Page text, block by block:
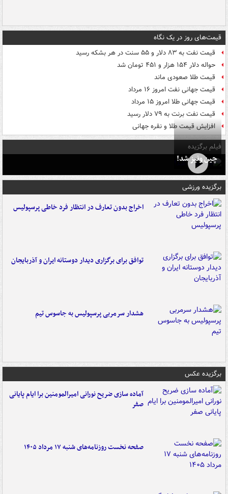
قیمت‌های روز در یک نگاه
قیمت نفت به ۸۳ دلار و ۵۵ سنت در هر بشکه رسید
حواله دلار ۱۵۴ هزار و ۴۵۱ تومان شد
قیمت طلا صعودی ماند
قیمت جهانی نفت امروز ۱۶ مرداد
قیمت جهانی طلا امروز ۱۵ مرداد
قیمت نفت برنت به ۷۹ دلار رسید
افزایش قیمت طلا و نقره جهانی
فیلم برگزیده
چین ونیز شد!
برگزیده ورزشی
اخراج بدون تعارف در انتظار فرد خاطی پرسپولیس
توافق برای برگزاری دیدار دوستانه ایران و آذربایجان
هشدار سرمربی پرسپولیس به جاسوس تیم
برگزیده عکس
آماده سازی ضریح نورانی امیرالمومنین برا ایام پایانی
صفر
صفحه نخست روزنامه‌های شنبه ۱۷ مرداد ۱۴۰۵